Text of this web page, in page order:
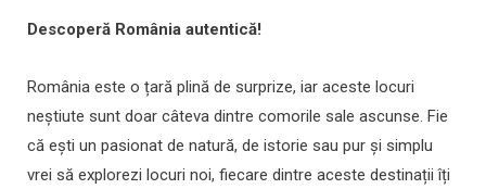
Descoperă România autentică!
România este o țară plină de surprize, iar aceste locuri
neștiute sunt doar câteva dintre comorile sale ascunse. Fie
că ești un pasionat de natură, de istorie sau pur și simplu
vrei să explorezi locuri noi, fiecare dintre aceste destinații îți